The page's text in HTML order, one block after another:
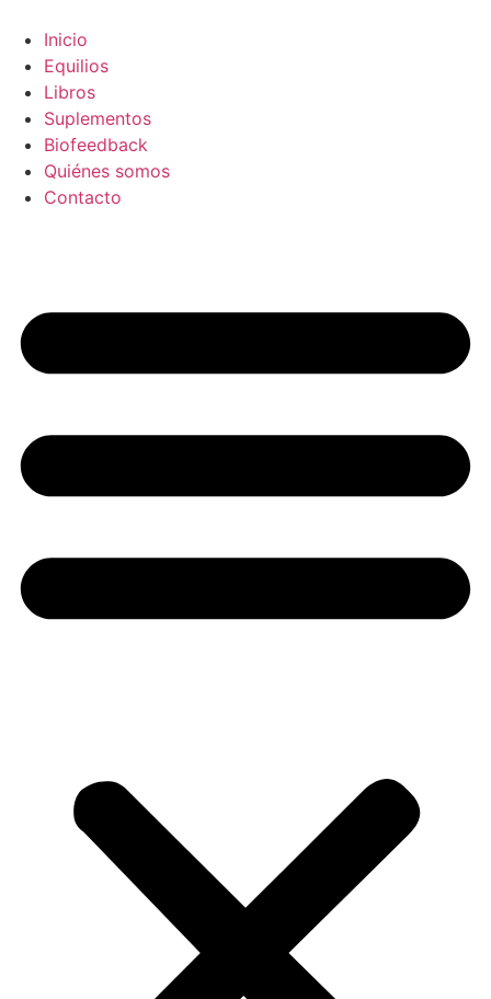
Inicio
Equilios
Libros
Suplementos
Biofeedback
Quiénes somos
Contacto